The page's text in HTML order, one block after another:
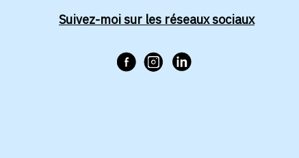
Suivez-moi sur les réseaux sociaux